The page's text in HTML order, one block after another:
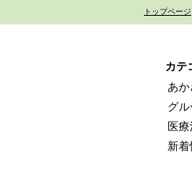
トップページ
カテ
あか
グ
医
新着